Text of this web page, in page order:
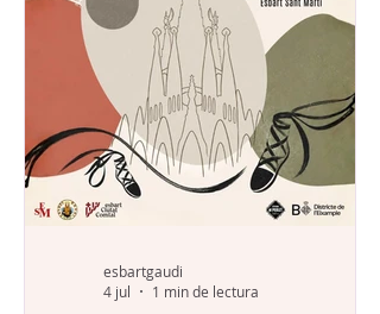
esbartgaudi
4 jul
1 min de lectura